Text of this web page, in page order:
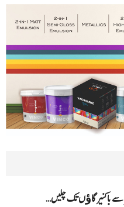
باکنیر گاﺅں تک چلیں…